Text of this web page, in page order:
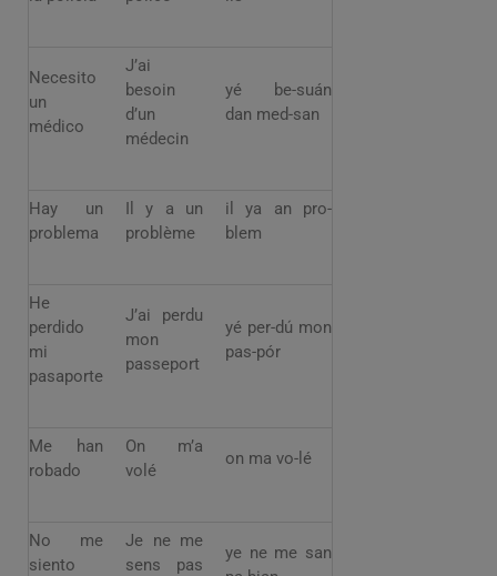
Necesito
un
médico
J’ai
besoin
d’un
médecin
yé be-suán
dan med-san
Hay un
problema
Il y a un
problème
il ya an pro-
blem
He
perdido
mi
pasaporte
J’ai perdu
mon
passeport
yé per-dú mon
pas-pór
Me han
robado
On m’a
volé
on ma vo-lé
No me
siento
Je ne me
sens pas
ye ne me san